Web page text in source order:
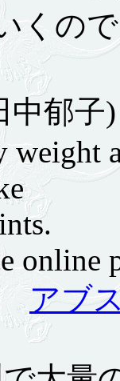
くの
郁子)
online
アブ